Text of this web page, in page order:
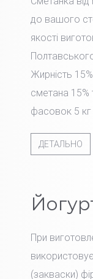
до вашого
якості
Жирність
сметана 15%
фасовок 5 кг
ДЕТАЛЬНО
При
(закваски)